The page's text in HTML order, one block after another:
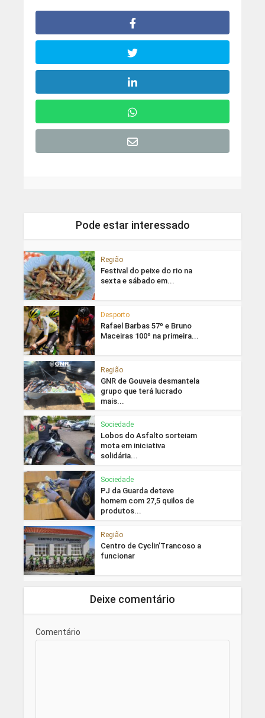
Pode estar interessado
Região
Festival do peixe do rio na
sexta e sábado em...
Desporto
Rafael Barbas 57º e Bruno
Maceiras 100º na primeira...
Região
GNR de Gouveia desmantela
grupo que terá lucrado
mais...
Sociedade
Lobos do Asfalto sorteiam
mota em iniciativa
solidária...
Sociedade
PJ da Guarda deteve
homem com 27,5 quilos de
produtos...
Região
Centro de Cyclin’Trancoso a
funcionar
Deixe comentário
Comentário